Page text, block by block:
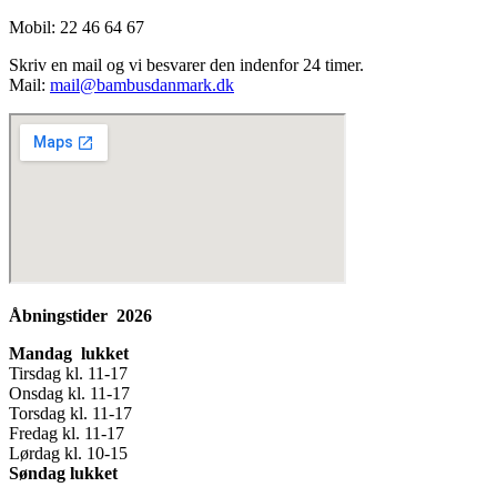
Mobil: 22 46 64 67
Skriv en mail og vi besvarer den indenfor 24 timer.
Mail: mail@bambusdanmark.dk
Åbningstider 2026
Mandag lukket
Tirsdag kl. 11-17
Onsdag kl. 11-17
Torsdag kl. 11-17
Fredag kl. 11-17
Lørdag kl. 10-15
Søndag lukket